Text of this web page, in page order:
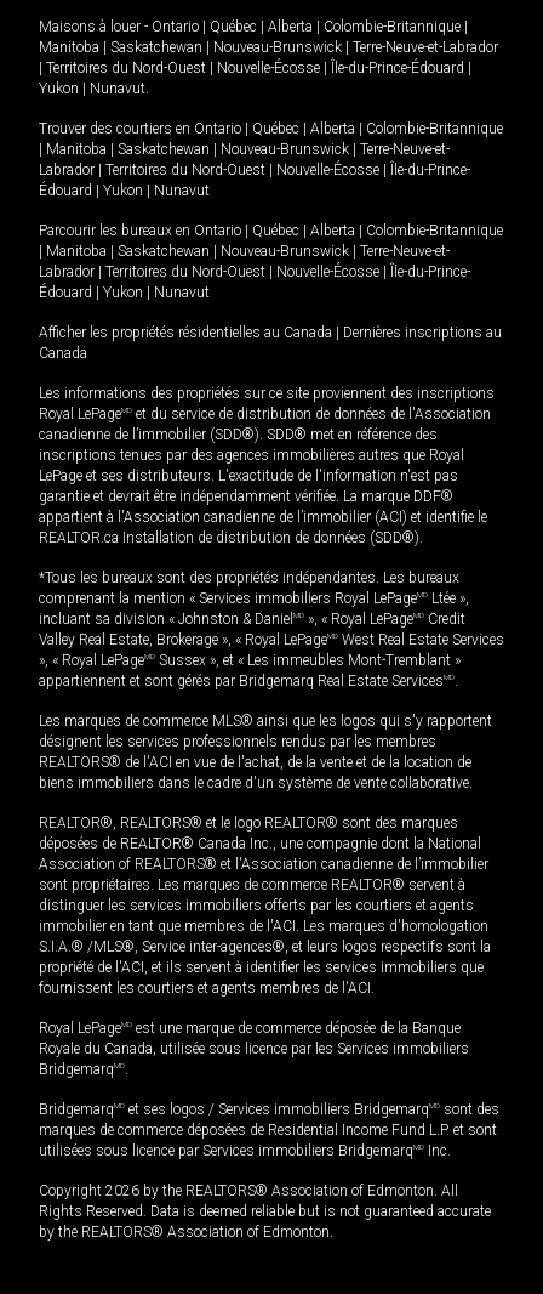
Maisons à louer - Ontario Québec Alberta Colombie-Britannique
Manitoba
Saskatchewan Nouveau-Brunswick
Terre-Neuve-et-Labrador
Territoires du Nord-Ouest Nouvelle-Écosse Île-du-Prince-Édouard
Yukon
Nunavut.
Trouver des courtiers en Ontario Québec Alberta
Colombie-Britannique
Manitoba Saskatchewan Nouveau-Brunswick
Terre-Neuve-et-
Labrador
Territoires du Nord-Ouest Nouvelle-Écosse
Île-du-Prince-
Édouard
Yukon Nunavut
Parcourir les bureaux en Ontario Québec Alberta
Colombie-Britannique
Manitoba Saskatchewan Nouveau-Brunswick
Terre-Neuve-et-
Labrador
Territoires du Nord-Ouest Nouvelle-Écosse
Île-du-Prince-
Édouard
Yukon Nunavut
Afficher les propriétés résidentielles au Canada
Dernières inscriptions au
Canada
Les informations des propriétés sur ce site proviennent des inscriptions
Royal LePageMD et du service de distribution de données de l'Association
canadienne de l’immobilier (SDD®). SDD® met en référence des
inscriptions tenues par des agences immobilières autres que Royal
LePage et ses distributeurs. L'exactitude de l'information n'est pas
garantie et devrait être indépendamment vérifiée. La marque DDF®
appartient à l'Association canadienne de l’immobilier (ACI) et identifie le
REALTOR.ca Installation de distribution de données (SDD®).
*Tous les bureaux sont des propriétés indépendantes. Les bureaux
comprenant la mention « Services immobiliers Royal LePageMD Ltée »,
incluant sa division « Johnston & Daniel MD », « Royal LePageMD Credit
Valley Real Estate, Brokerage », « Royal LePageMD West Real Estate Services
», « Royal LePageMD Sussex », et « Les immeubles Mont-Tremblant »
appartiennent et sont gérés par Bridgemarq Real Estate ServicesMD.
Les marques de commerce MLS® ainsi que les logos qui s'y rapportent
désignent les services professionnels rendus par les membres
REALTORS® de l'ACI en vue de l'achat, de la vente et de la location de
biens immobiliers dans le cadre d'un système de vente collaborative.
REALTOR®, REALTORS® et le logo REALTOR® sont des marques
déposées de REALTOR® Canada Inc., une compagnie dont la National
Association of REALTORS® et l'Association canadienne de l’immobilier
sont propriétaires. Les marques de commerce REALTOR® servent à
distinguer les services immobiliers offerts par les courtiers et agents
immobilier en tant que membres de l'ACI. Les marques d'homologation
S.I.A.® /MLS®, Service inter-agences®, et leurs logos respectifs sont la
propriété de l'ACI, et ils servent à identifier les services immobiliers que
fournissent les courtiers et agents membres de l'ACI.
Royal LePageMD est une marque de commerce déposée de la Banque
Royale du Canada, utilisée sous licence par les Services immobiliers
BridgemarqMD.
BridgemarqMD et ses logos / Services immobiliers BridgemarqMD sont des
marques de commerce déposées de Residential Income Fund L.P. et sont
utilisées sous licence par Services immobiliers BridgemarqMD Inc.
Copyright 2026 by the REALTORS® Association of Edmonton. All
Rights Reserved. Data is deemed reliable but is not guaranteed accurate
by the REALTORS® Association of Edmonton.